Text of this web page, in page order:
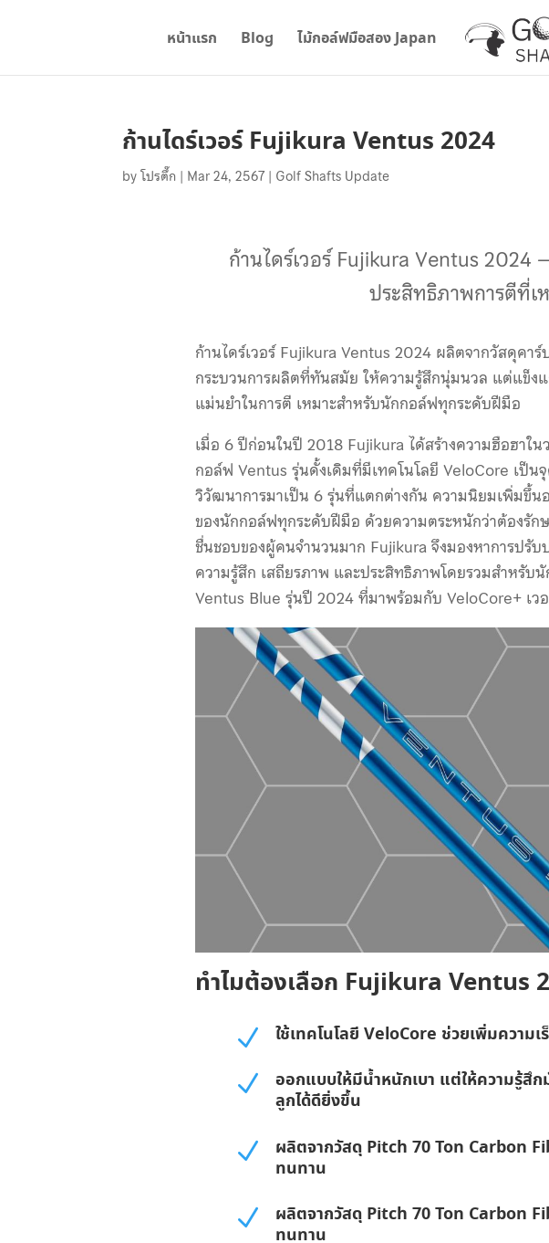
หน้าแรก Blog ไม้กอล์ฟมือสอง Japan
ก้านไดร์เวอร์ Fujikura Ventus 2024
byโปรตึ๊ก | Mar 24, 2567| Golf Shafts Update
ก้านไดร์เวอร์ Fujikura Ventus 2024
ประสิทธิภาพการตีที่เ
ก้านไดร์เวอร์ Fujikura Ventus 2024 ผลิตจากวัสดุคา
กระบวนการผลิตที่ทันสมัย ให้ความรู้สึกนุ่มนวล แต่แข็ง
แม่นยำในการตี เหมาะสำหรับนักกอล์ฟทุกระดับฝีมือ
เมื่อ 6 ปีก่อนในปี 2018 Fujikura ได้สร้างความฮือฮาใ
กอล์ฟ Ventus รุ่นดั้งเดิมที่มีเทคโนโลยี VeloCore เป็
วิวัฒนาการมาเป็น 6 รุ่นที่แตกต่างกัน ความนิยมเพิ่มขึ้น
ของนักกอล์ฟทุกระดับฝีมือ ด้วยความตระหนักว่าต้องรั
ชื่นชอบของผู้คนจำนวนมาก Fujikura จึงมองหาการปรั
ความรู้สึก เสถียรภาพ และประสิทธิภาพโดยรวมสำหรั
Ventus Blue รุ่นปี 2024 ที่มาพร้อมกับ VeloCore+ เว
ทำไมต้องเลือก Fujikura Ventus
N ใช้เทคโนโลยี VeloCore ช่วยเพิ่มความ
N
ออกแบบให้มีน้ำหนักเบา แต่ให้ความรู้สึ
ลูกได้ดียิ่งขึ้น
N
ผลิตจากวัสดุ Pitch 70 Ton Carbon
ทนทาน
N
ผลิตจากวัสดุ Pitch 70 Ton Carbon
ทนทาน